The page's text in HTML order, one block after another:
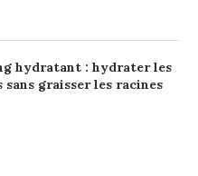
hydratant : hydrater les
sans graisser les racines